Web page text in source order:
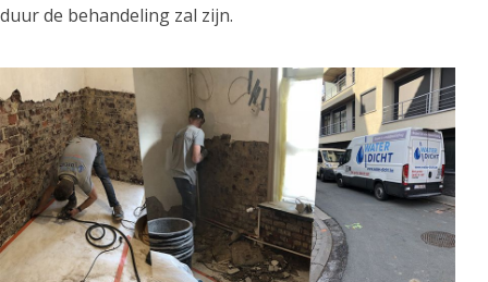
duur de behandeling zal zijn.